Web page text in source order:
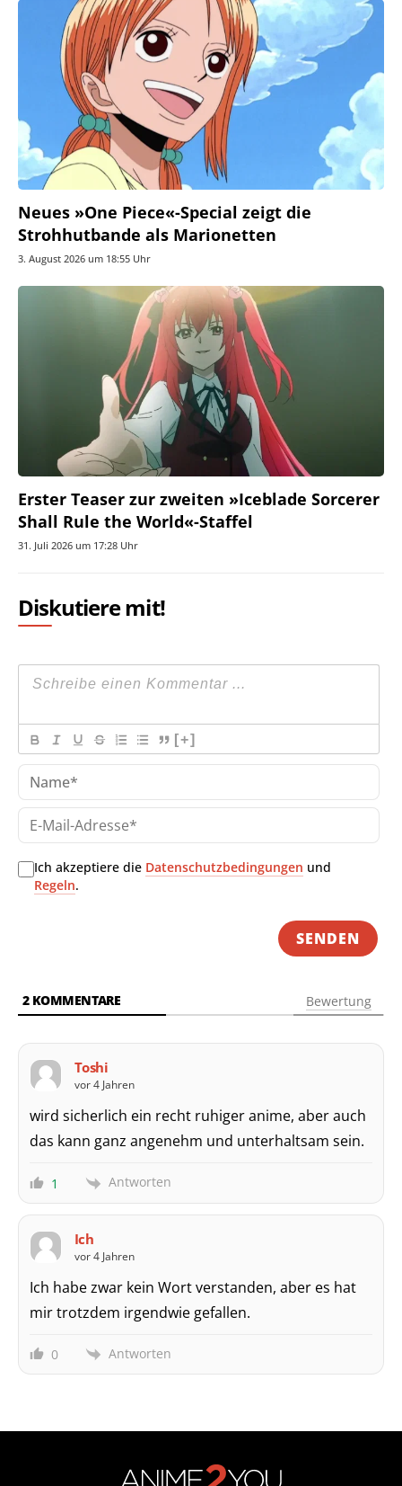
Neues »One Piece«-Special zeigt die
Strohhutbande als Marionetten
3. August 2026 um 18:55 Uhr
Erster Teaser zur zweiten »Iceblade Sorcerer
Shall Rule the World«-Staffel
31. Juli 2026 um 17:28 Uhr
Diskutiere mit!
[+]
E-
Ich akzeptiere die Datenschutzbedingungen und
Regeln.
2KOMMENTARE Bewertung
Toshi
vor 4 Jahren
wird sicherlich ein recht ruhiger anime, aber auch
das kann ganz angenehm und unterhaltsam sein.
1 Antworten
Ich
vor 4 Jahren
Ich habe zwar kein Wort verstanden, aber es hat
mir trotzdem irgendwie gefallen.
0 Antworten